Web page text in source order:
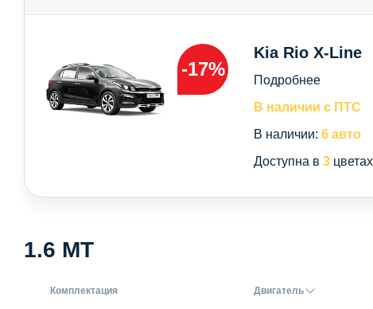
-17%
Kia Rio X-Line
Подробнее
В наличии с ПТС
В наличии:6 авто
Доступна в3 цветах
1.6 MT
Комплектация Двигатель